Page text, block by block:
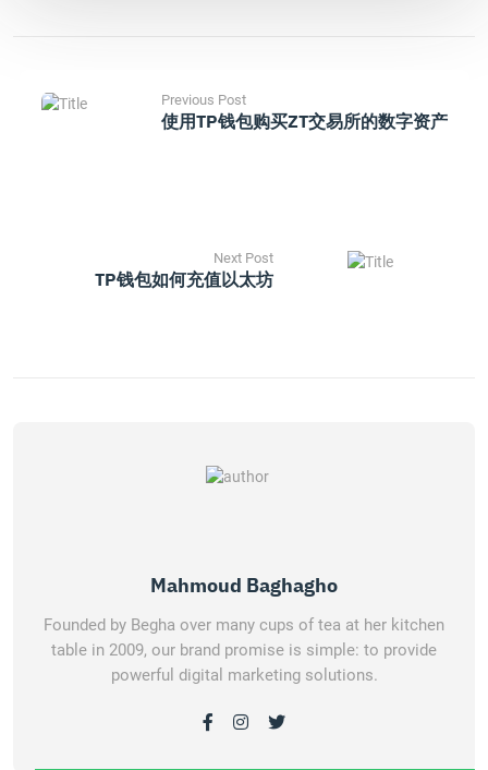
Previous Post
使用TP钱包购买ZT交易所的数字资产
Next Post
TP钱包如何充值以太坊
Mahmoud Baghagho
Founded by Begha over many cups of tea at her kitchen
table in 2009, our brand promise is simple: to provide
powerful digital marketing solutions.